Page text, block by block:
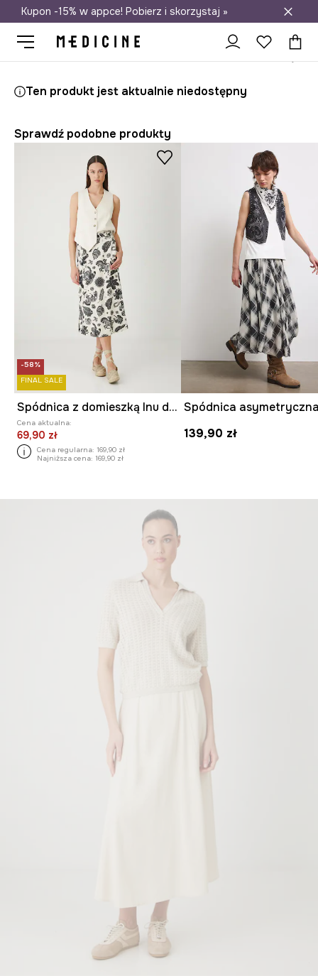
Darmowa dostawa do salonów
Kupon -15% w appce! Pobierz i skorzystaj »
Ten produkt jest aktualnie niedostępny
Sprawdź podobne produkty
-58%
FINAL SALE
Spódnica z domieszką lnu damska midi z paskiem kolor beżowy
Cena aktualna:
69,90 zł
Cena regularna: 169,90 zł
Najniższa cena: 169,90 zł
139,90 zł